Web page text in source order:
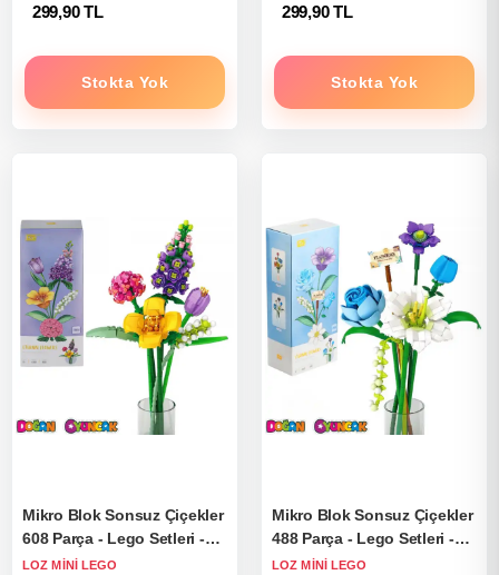
299,90 TL
Stokta Yok
299,90 TL
Stokta Yok
Mikro Blok Sonsuz Çiçekler
608 Parça - Lego Setleri -
Loz Mini Lego - Çiçek Lego
LOZ MINI LEGO
Mikro Blok Sonsuz Çiçekler
488 Parça - Lego Setleri -
Loz Mini Lego - Çiçek Lego
LOZ MINI LEGO